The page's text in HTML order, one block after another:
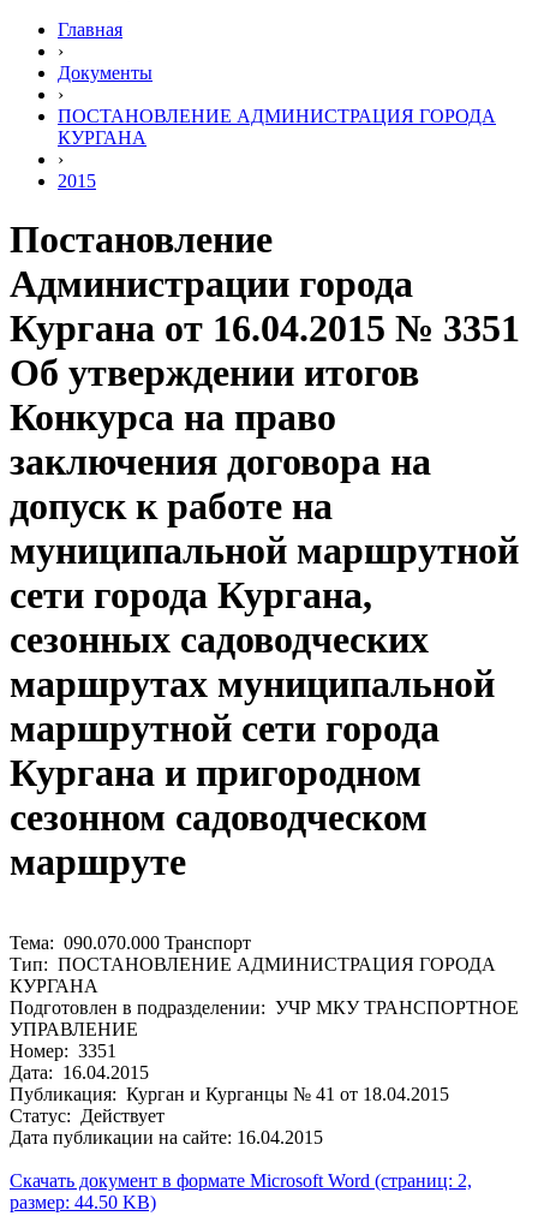
Главная
›
Документы
›
ПОСТАНОВЛЕНИЕ АДМИНИСТРАЦИЯ ГОРОДА
КУРГАНА
›
2015
Постановление
Администрации города
Кургана от 16.04.2015 № 3351
Об утверждении итогов
Конкурса на право
заключения договора на
допуск к работе на
муниципальной маршрутной
сети города Кургана,
сезонных садоводческих
маршрутах муниципальной
маршрутной сети города
Кургана и пригородном
сезонном садоводческом
маршруте
Тема: 090.070.000 Транспорт
Тип: ПОСТАНОВЛЕНИЕ АДМИНИСТРАЦИЯ ГОРОДА
КУРГАНА
Подготовлен в подразделении: УЧР МКУ ТРАНСПОРТНОЕ
УПРАВЛЕНИЕ
Номер: 3351
Дата: 16.04.2015
Публикация: Курган и Курганцы № 41 от 18.04.2015
Статус: Действует
Дата публикации на сайте: 16.04.2015
Скачать документ в формате Microsoft Word (страниц: 2,
размер: 44.50 KB)